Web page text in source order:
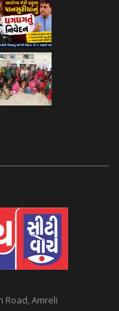
Road, Amreli